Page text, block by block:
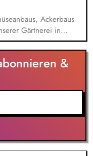
Ackerbaus
Gärtnerei in
Bio-Anbaus,
der Teilnehmenden
und einer
Überwachung der
und
&